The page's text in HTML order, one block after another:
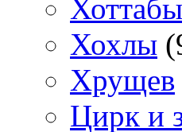
Хохлы
Хрущев
Цирк и